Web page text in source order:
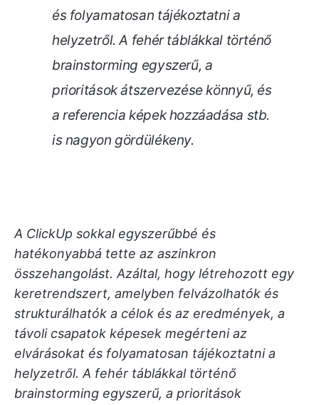
és folyamatosan tájékoztatni a
helyzetről. A fehér táblákkal történő
brainstorming egyszerű, a
prioritások átszervezése könnyű, és
a referencia képek hozzáadása stb.
is nagyon gördülékeny.
A ClickUp sokkal egyszerűbbé és
hatékonyabbá tette az aszinkron
összehangolást. Azáltal, hogy létrehozott egy
keretrendszert, amelyben felvázolhatók és
strukturálhatók a célok és az eredmények, a
távoli csapatok képesek megérteni az
elvárásokat és folyamatosan tájékoztatni a
helyzetről. A fehér táblákkal történő
brainstorming egyszerű, a prioritások